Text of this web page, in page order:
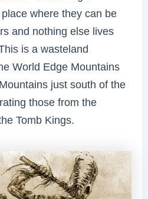
where they can be
and nothing else lives
is a wasteland
World Edge Mountains
just south of the
those from the
Tomb Kings.